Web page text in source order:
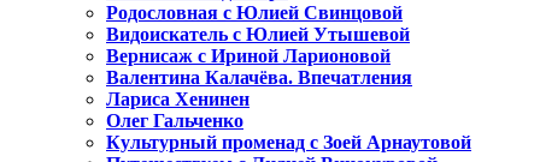
Родословная с Юлией Свинцовой
Видоискатель с Юлией Утышевой
Вернисаж с Ириной Ларионовой
Валентина Калачёва. Впечатления
Лариса Хенинен
Олег Гальченко
Культурный променад с Зоей Арнаутовой